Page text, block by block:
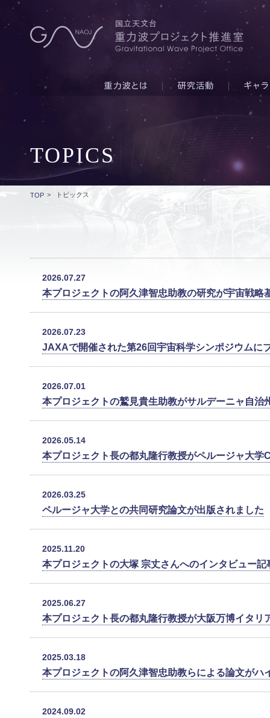
TOPICS
2026.07.27
本プロジェクトの阿久津智忠助教の研究が宇宙戦略
2026.07.23
JAXAで開催された第26回宇宙科学シンポジウムに
2026.07.01
本プロジェクトの鷲見貴生助教がサルデーニャ自治
2026.05.14
本プロジェクト長の都丸隆行教授がペルージャ大
2026.03.25
ペルージャ大学との共同研究論文が出版されました
2025.11.20
本プロジェクトの大塚 宗丈さんへのインタビュー
2025.06.27
本プロジェクト長の都丸隆行教授が大阪万博イタリ
2025.03.18
本プロジェクトの阿久津智忠助教らによる論文がハ
2024.09.02
TOP > トピックス